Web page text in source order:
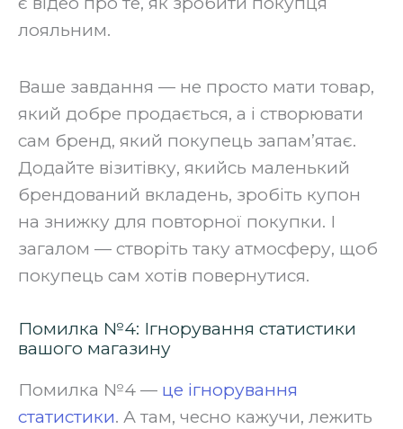
лояльним.
Ваше завдання — не просто мати товар,
який добре продається, а і створювати
сам бренд, який покупець запам’ятає.
Додайте візитівку, якийсь маленький
брендований вкладень, зробіть купон
на знижку для повторної покупки. І
загалом — створіть таку атмосферу, щоб
покупець сам хотів повернутися.
Помилка №4: Ігнорування статистики
вашого магазину
Помилка №4 — це ігнорування
статистики. А там, чесно кажучи, лежить